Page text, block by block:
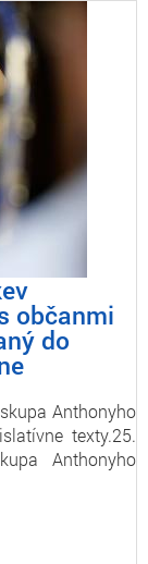
občanmi
do
Anthonyho
texty.25.
Anthonyho